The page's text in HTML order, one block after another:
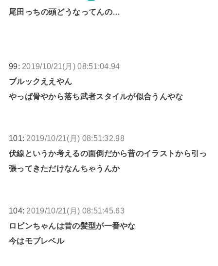
尾田っちの頭どうなってんの…
99: 2019/10/21(月) 08:51:04.94
ブルックええやん
やっぱ骨やから落ち武者スタイルが似合うんやな
101: 2019/10/21(月) 08:51:32.98
伏線というか考えるの面倒だから昔のイラストから引っ
張ってきただけなんちゃうんか
104: 2019/10/21(月) 08:51:45.63
ロビンちゃんは昔の髪型が一番やな
今はモブレベル